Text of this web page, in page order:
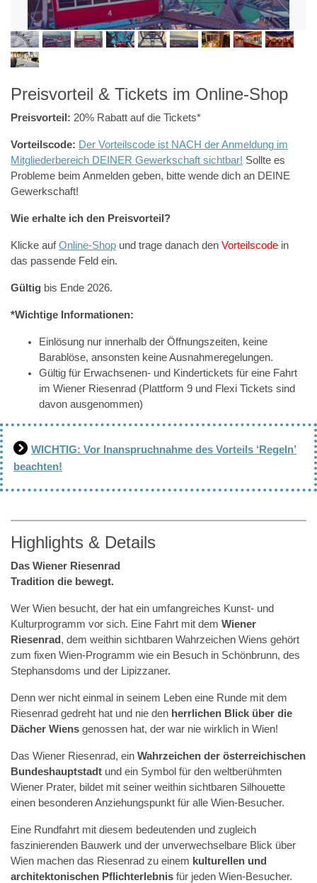
Preisvorteil & Tickets im Online-Shop
Preisvorteil: 20% Rabatt auf die Tickets*
Vorteilscode: Der Vorteilscode ist NACH der Anmeldung im
Mitgliederbereich DEINER Gewerkschaft sichtbar! Sollte es
Probleme beim Anmelden geben, bitte wende dich an DEINE
Gewerkschaft!
Wie erhalte ich den Preisvorteil?
Klicke aufOnline-Shop und trage danach den Vorteilscode in
das passende Feld ein.
Gültig bis Ende 2026.
*Wichtige Informationen:
Einlösung nur innerhalb der Öffnungszeiten, keine
Barablöse, ansonsten keine Ausnahmeregelungen.
Gültig für Erwachsenen- und Kindertickets für eine Fahrt
im Wiener Riesenrad (Plattform 9 und Flexi Tickets sind
davon ausgenommen)
WICHTIG: Vor Inanspruchnahme des Vorteils ‘Regeln’
beachten!
Highlights & Details
Das Wiener Riesenrad
Tradition die bewegt.
Wer Wien besucht, der hat ein umfangreiches Kunst- und
Kulturprogramm vor sich. Eine Fahrt mit dem Wiener
Riesenrad , dem weithin sichtbaren Wahrzeichen Wiens gehört
zum fixen Wien-Programm wie ein Besuch in Schönbrunn, des
Stephansdoms und der Lipizzaner.
Denn wer nicht einmal in seinem Leben eine Runde mit dem
Riesenrad gedreht hat und nie den herrlichen Blick über die
Dächer Wiens genossen hat, der war nie wirklich in Wien!
Das Wiener Riesenrad, ein Wahrzeichen der österreichischen
Bundeshauptstadt und ein Symbol für den weltberühmten
Wiener Prater, bildet mit seiner weithin sichtbaren Silhouette
einen besonderen Anziehungspunkt für alle Wien-Besucher.
Eine Rundfahrt mit diesem bedeutenden und zugleich
faszinierenden Bauwerk und der unverwechselbare Blick über
Wien machen das Riesenrad zu einem kulturellen und
architektonischen Pflichterlebnis für jeden Wien-Besucher.